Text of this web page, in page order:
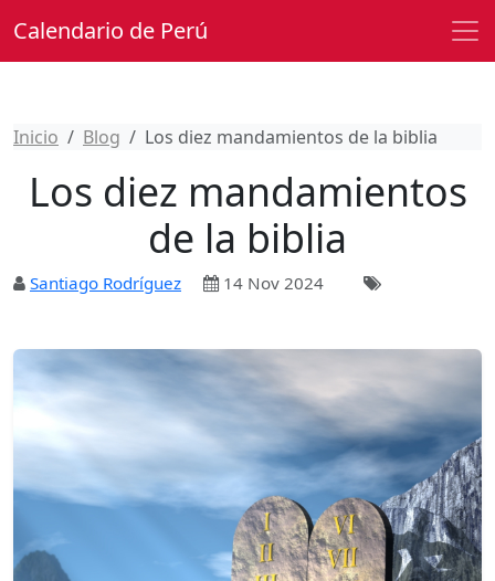
Calendario de Perú
Inicio Blog Los diez mandamientos de la biblia
Los diez mandamientos
de la biblia
Santiago Rodríguez 14 Nov 2024